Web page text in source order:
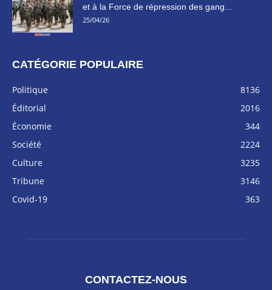
et à la Force de répression des gang...
25/04/26
CATÉGORIE POPULAIRE
Politique
8136
Éditorial
2016
Économie
344
Société
2224
Culture
3235
Tribune
3146
Covid-19
363
CONTACTEZ-NOUS